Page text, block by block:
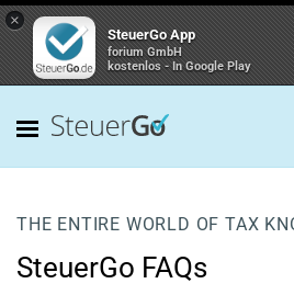
×
SteuerGo App
forium GmbH
kostenlos - In Google Play
THE ENTIRE WORLD OF TAX
SteuerGo FAQs